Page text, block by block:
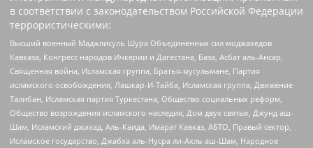
в соответствии с законодательством Российской Федерации
террористическими:
Высший военный Маджлисуль Шура Объединенных сил моджахедов
Кавказа, Конгресс народов Ичкерии и Дагестана, База, Асбат аль-Ансар,
Священная война, Исламская группа, Братья-мусульмане, Партия
исламского освобождения, Лашкар-И-Тайба, Исламская группа, Движение
Талибан, Исламская партия Туркестана, Общество социальных реформ,
Общество возрождения исламского наследия, Дом двух святых, Джунд аш-
Шам, Исламский джихад, Аль-Каида, Имарат Кавказ, АБТО, Правый сектор,
Исламское государство, Джабха аль-Нусра ли-Ахль аш-Шам, Народное